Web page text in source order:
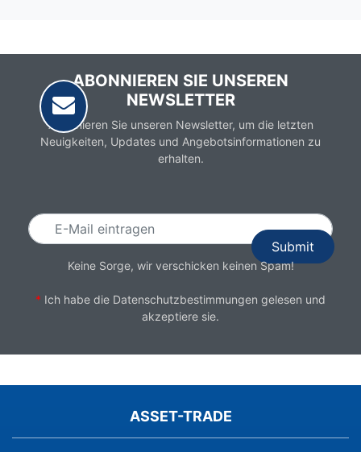
ABONNIEREN SIE UNSEREN
NEWSLETTER
Abonnieren Sie unseren Newsletter, um die letzten
Neuigkeiten, Updates und Angebotsinformationen zu
erhalten.
Keine Sorge, wir verschicken keinen Spam!
* Ich habe die Datenschutzbestimmungen gelesen und
akzeptiere sie.
ASSET-TRADE